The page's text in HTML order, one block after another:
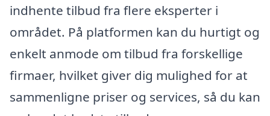
indhente tilbud fra flere eksperter i
området. På platformen kan du hurtigt og
enkelt anmode om tilbud fra forskellige
firmaer, hvilket giver dig mulighed for at
sammenligne priser og services, så du kan